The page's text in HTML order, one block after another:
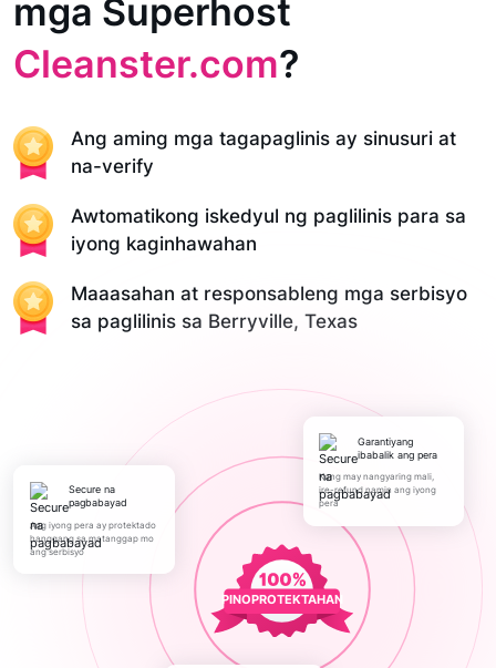
mga Superhost
Cleanster.com?
Ang aming mga tagapaglinis ay sinusuri at
na-verify
Awtomatikong iskedyul ng paglilinis para sa
iyong kaginhawahan
Maaasahan at responsableng mga serbisyo
sa paglilinis sa Berryville, Texas
PINOPROTEKTAHAN
Secure na
pagbabayad
Ang iyong pera ay protektado
hanggang sa matanggap mo
ang serbisyo
Garantiyang
ibabalik ang pera
Kung may nangyaring mali,
ire-refund namin ang iyong
pera